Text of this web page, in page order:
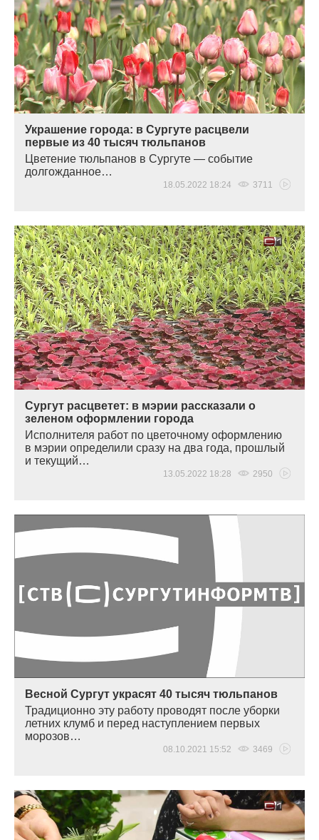
Украшение города: в Сургуте расцвели
первые из 40 тысяч тюльпанов
Цветение тюльпанов в Сургуте — событие
долгожданное…
18.05.2022 18:24 3711
Сургут расцветет: в мэрии рассказали о
зеленом оформлении города
Исполнителя работ по цветочному оформлению
в мэрии определили сразу на два года, прошлый
и текущий…
13.05.2022 18:28 2950
Весной Сургут украсят 40 тысяч тюльпанов
Традиционно эту работу проводят после уборки
летних клумб и перед наступлением первых
морозов…
08.10.2021 15:52 3469